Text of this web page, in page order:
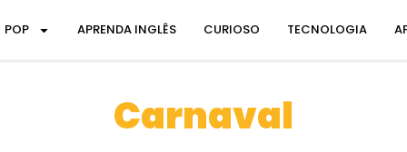
POP APRENDA INGLÊS CURIOSO TECNOLOGIA
Carnaval